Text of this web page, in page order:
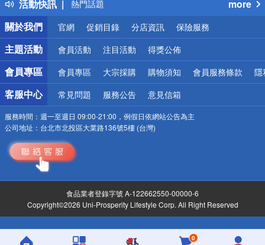
活動快訊
熱門話題
銀行優惠
偏遠地區配送
詐騙網頁！請小心！
more
關於我們
官網 促銷目錄 分店資訊 保險服務
主題活動 會員活動 注目活動 得獎公佈
會員專區 會員專區 大宗採購 購物須知 會員服務條款 隱
客服中心 常見問題 服務公告 意見信箱
服務時間： 週一至週日 09:00-21:00，例假日依網站公告為主
公司地址： 台北市北投區大業路136號5樓 (台灣)
食品業者登錄字號 A-122662550-00000-6
Copyright©2026 Uni-Prosperity Lifestyle Corp. All Right Reserved
0